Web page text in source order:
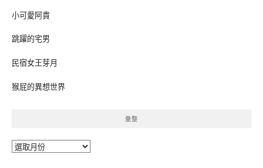
小可愛阿貴
跳躍的宅男
民宿女王芽月
猴屁的異想世界
彙整
彙